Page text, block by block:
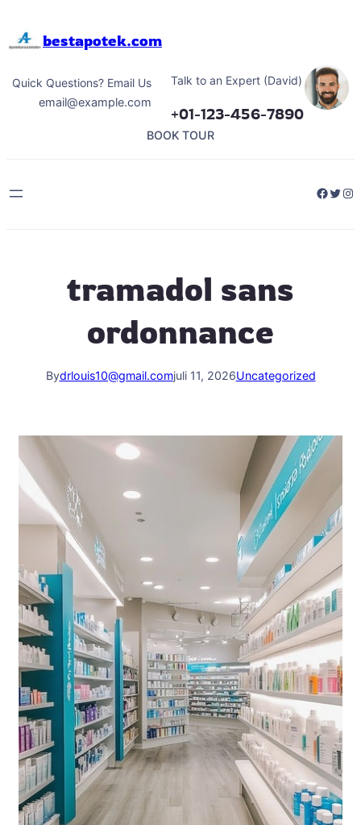
bestapotek.com
Quick Questions? Email Us
email@example.com
Talk to an Expert (David)
+01-123-456-7890
BOOK TOUR
tramadol sans
ordonnance
Bydrlouis10@gmail.comjuli 11, 2026Uncategorized